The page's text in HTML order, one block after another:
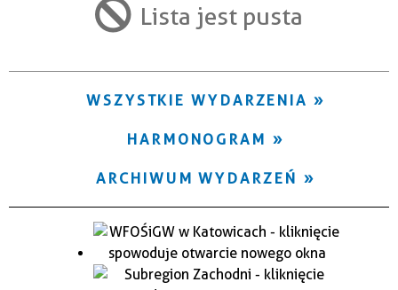
Trwające w zakresie Lista jest pusta
WSZYSTKIE WYDARZENIA
HARMONOGRAM
ARCHIWUM WYDARZEŃ